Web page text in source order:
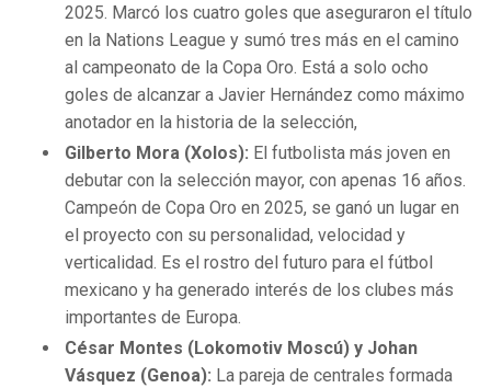
2025. Marcó los cuatro goles que aseguraron el título
en la Nations League y sumó tres más en el camino
al campeonato de la Copa Oro. Está a solo ocho
goles de alcanzar a Javier Hernández como máximo
anotador en la historia de la selección,
Gilberto Mora (Xolos): El futbolista más joven en
debutar con la selección mayor, con apenas 16 años.
Campeón de Copa Oro en 2025, se ganó un lugar en
el proyecto con su personalidad, velocidad y
verticalidad. Es el rostro del futuro para el fútbol
mexicano y ha generado interés de los clubes más
importantes de Europa.
César Montes (Lokomotiv Moscú) y Johan
Vásquez (Genoa): La pareja de centrales formada